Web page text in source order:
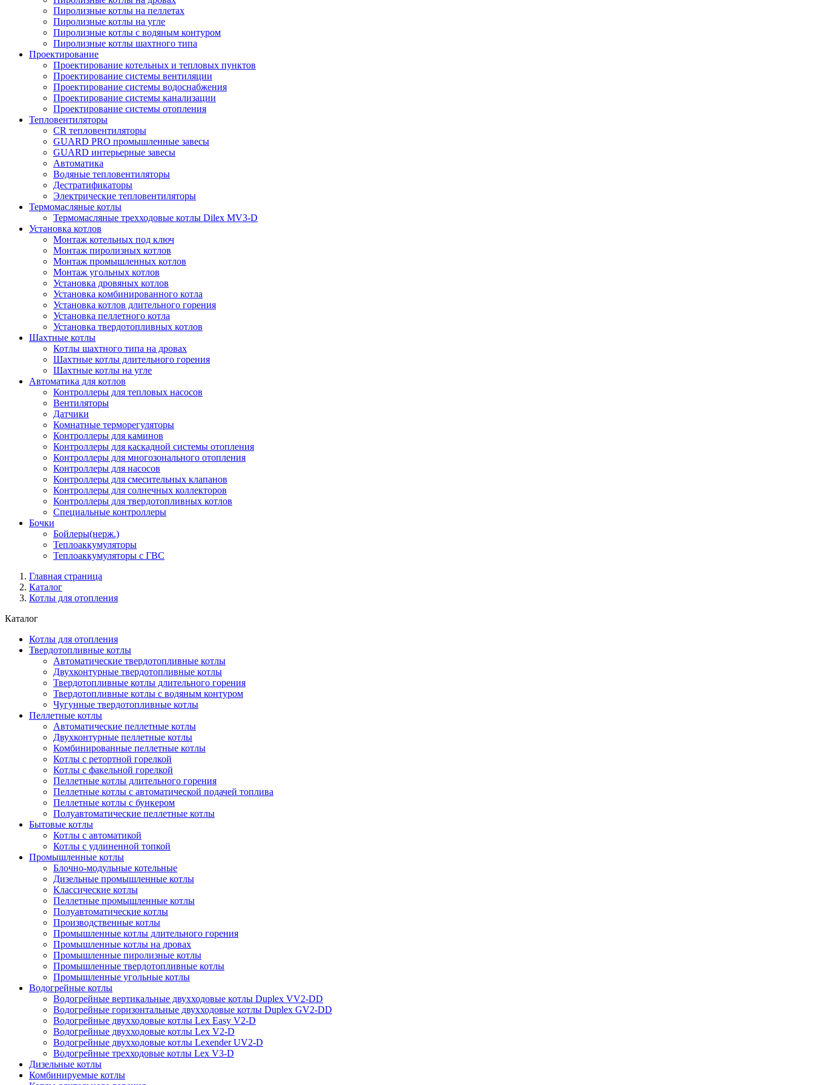
Пиролизные котлы на пеллетах
Пиролизные котлы на угле
Пиролизные котлы с водяным контуром
Пиролизные котлы шахтного типа
Проектирование
Проектирование котельных и тепловых пунктов
Проектирование системы вентиляции
Проектирование системы водоснабжения
Проектирование системы канализации
Проектирование системы отопления
Тепловентиляторы
CR тепловентиляторы
GUARD PRO промышленные завесы
GUARD интерьерные завесы
Автоматика
Водяные тепловентиляторы
Дестратификаторы
Электрические тепловентиляторы
Термомасляные котлы
Термомасляные трехходовые котлы Dilex MV3-D
Установка котлов
Монтаж котельных под ключ
Монтаж пиролизных котлов
Монтаж промышленных котлов
Монтаж угольных котлов
Установка дровяных котлов
Установка комбинированного котла
Установка котлов длительного горения
Установка пеллетного котла
Установка твердотопливных котлов
Шахтные котлы
Котлы шахтного типа на дровах
Шахтные котлы длительного горения
Шахтные котлы на угле
Автоматика для котлов
Контроллеры для тепловых насосов
Вентиляторы
Датчики
Комнатные терморегуляторы
Контроллеры для каминов
Контроллеры для каскадной системы отопления
Контроллеры для многозонального отопления
Контроллеры для насосов
Контроллеры для смесительных клапанов
Контроллеры для солнечных коллекторов
Контроллеры для твердотопливных котлов
Специальные контроллеры
Бочки
Бойлеры(нерж.)
Теплоаккумуляторы
Теплоаккумуляторы с ГВС
Главная страница
Каталог
Котлы для отопления
Каталог
Котлы для отопления
Твердотопливные котлы
Автоматические твердотопливные котлы
Двухконтурные твердотопливные котлы
Твердотопливные котлы длительного горения
Твердотопливные котлы с водяным контуром
Чугунные твердотопливные котлы
Пеллетные котлы
Автоматические пеллетные котлы
Двухконтурные пеллетные котлы
Комбинированные пеллетные котлы
Котлы с ретортной горелкой
Котлы с факельной горелкой
Пеллетные котлы длительного горения
Пеллетные котлы с автоматической подачей топлива
Пеллетные котлы с бункером
Полуавтоматические пеллетные котлы
Бытовые котлы
Котлы с автоматикой
Котлы с удлиненной топкой
Промышленные котлы
Блочно-модульные котельные
Дизельные промышленные котлы
Классические котлы
Пеллетные промышленные котлы
Полуавтоматические котлы
Производственные котлы
Промышленные котлы длительного горения
Промышленные котлы на дровах
Промышленные пиролизные котлы
Промышленные твердотопливные котлы
Промышленные угольные котлы
Водогрейные котлы
Водогрейные вертикальные двухходовые котлы Duplex VV2-DD
Водогрейные горизонтальные двухходовые котлы Duplex GV2-DD
Водогрейные двухходовые котлы Lex Easy V2-D
Водогрейные двухходовые котлы Lex V2-D
Водогрейные двухходовые котлы Lexender UV2-D
Водогрейные трехходовые котлы Lex V3-D
Дизельные котлы
Комбинируемые котлы